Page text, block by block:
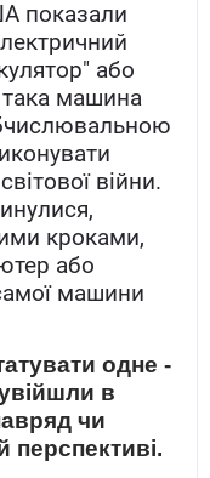
показали
або
така машина
війни.
кроками,
або
машини
одне -
в
чи
перспективі.